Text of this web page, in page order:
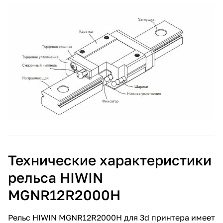
Технические характеристики
рельса HIWIN
MGNR12R2000H
Рельс HIWIN MGNR12R2000H для 3d принтера имеет